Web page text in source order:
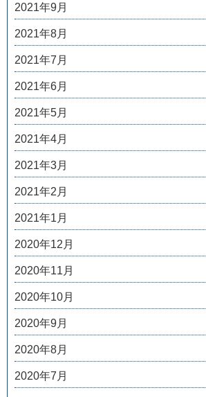
2021年9月
2021年8月
2021年7月
2021年6月
2021年5月
2021年4月
2021年3月
2021年2月
2021年1月
2020年12月
2020年11月
2020年10月
2020年9月
2020年8月
2020年7月